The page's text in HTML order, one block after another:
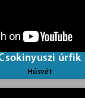
úrfik
Húsvét